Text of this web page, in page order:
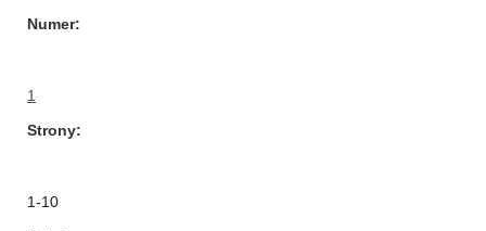
Numer
1
Strony
1-10